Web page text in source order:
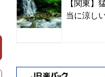
【関東】
当に涼し